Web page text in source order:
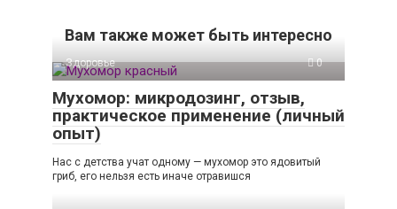
Вам также может быть интересно
Здоровье 0
Мухомор: микродозинг, отзыв,
практическое применение (личный
опыт)
Нас с детства учат одному — мухомор это ядовитый
гриб, его нельзя есть иначе отравишся